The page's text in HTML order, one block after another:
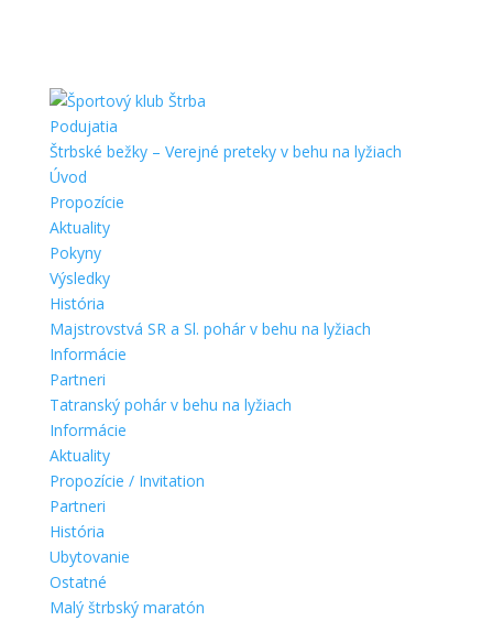
Podujatia
Štrbské bežky – Verejné preteky v behu na lyžiach
Úvod
Propozície
Aktuality
Pokyny
Výsledky
História
Majstrovstvá SR a Sl. pohár v behu na lyžiach
Informácie
Partneri
Tatranský pohár v behu na lyžiach
Informácie
Aktuality
Propozície / Invitation
Partneri
História
Ubytovanie
Ostatné
Malý štrbský maratón